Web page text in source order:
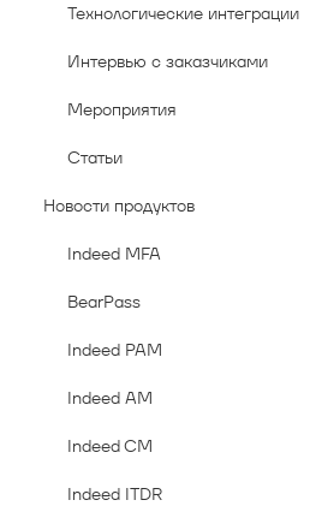
Технологические интеграции
Интервью с заказчиками
Мероприятия
Статьи
Новости продуктов
Indeed MFA
BearPass
Indeed PAM
Indeed AM
Indeed CM
Indeed ITDR